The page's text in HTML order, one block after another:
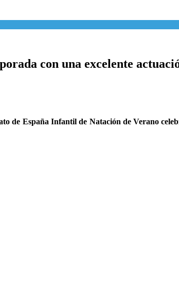
con una excelente
España Infantil de Natación de Verano